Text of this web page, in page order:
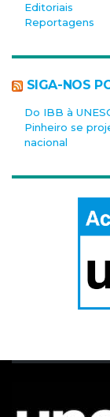
Editoriais
Reportagens
SIGA-NOS
Do IBB à
Pinheiro se
nacional